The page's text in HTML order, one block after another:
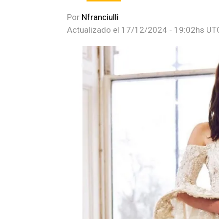
Por Nfranciulli
Actualizado el 17/12/2024 - 19:02hs